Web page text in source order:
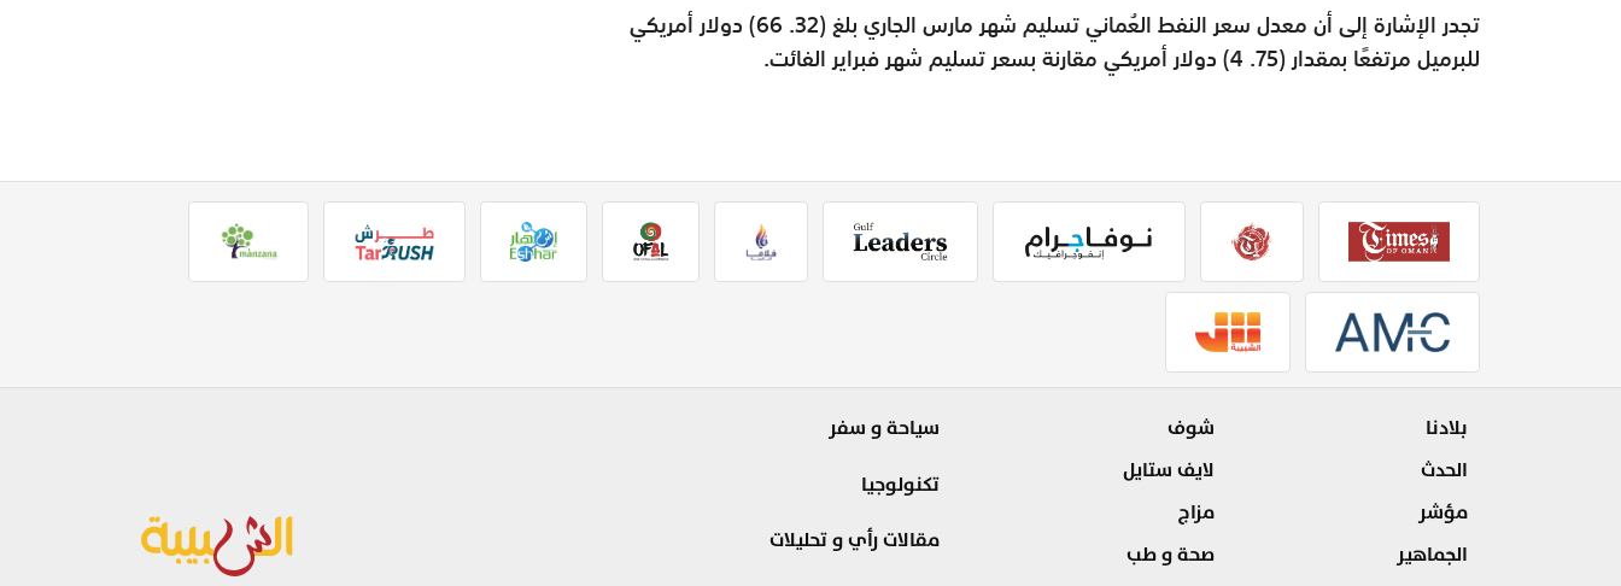
تجدر الإشارة إلى أن معدل سعر النفط العُماني تسليم شهر مارس الجاري بلغ (32. 66) دولار أمريكي
للبرميل مرتفعًا بمقدار (75. 4) دولار أمريكي مقارنة بسعر تسليم شهر فبراير الفائت.
بلادنا
الحدث
مؤشر
الجماهير
شوف
لايف ستايل
مزاج
صحة و طب
سياحة و سفر
تكنولوجيا
مقالات رأي و تحليلات